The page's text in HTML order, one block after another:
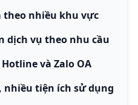
theo nhiều khu vực
dịch vụ theo nhu cầu
và Zalo OA
nhiều tiện ích sử dụng